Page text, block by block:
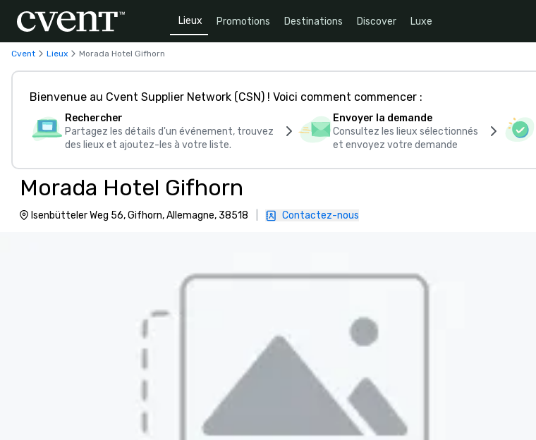
Lieux Promotions Destinations Discover Luxe
Cvent Lieux Morada Hotel Gifhorn
Bienvenue au Cvent Supplier Network (CSN) ! Voici comment commencer :
Rechercher
Partagez les détails d'un événement, trouvez
des lieux et ajoutez-les à votre liste.
Envoyer la demande
Consultez les lieux sélectionnés
et envoyez votre demande
Morada Hotel Gifhorn
Isenbütteler Weg 56, Gifhorn, Allemagne, 38518 Contactez-nous